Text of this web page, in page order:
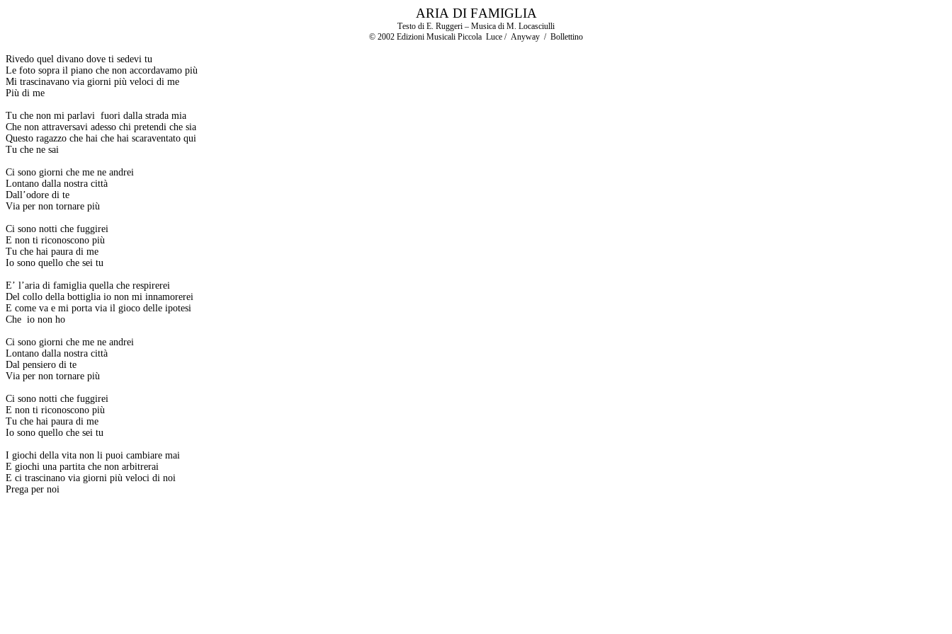
ARIA DI FAMIGLIA
Testo di E. Ruggeri – Musica di M. Locasciulli
© 2002 Edizioni Musicali Piccola Luce / Anyway / Bollettino
Rivedo quel divano dove ti sedevi tu
Le foto sopra il piano che non accordavamo più
Mi trascinavano via giorni più veloci di me
Più di me
Tu che non mi parlavi fuori dalla strada mia
Che non attraversavi adesso chi pretendi che sia
Questo ragazzo che hai che hai scaraventato qui
Tu che ne sai
Ci sono giorni che me ne andrei
Lontano dalla nostra città
Dall’odore di te
Via per non tornare più
Ci sono notti che fuggirei
E non ti riconoscono più
Tu che hai paura di me
Io sono quello che sei tu
E’ l’aria di famiglia quella che respirerei
Del collo della bottiglia io non mi innamorerei
E come va e mi porta via il gioco delle ipotesi
Che io non ho
Ci sono giorni che me ne andrei
Lontano dalla nostra città
Dal pensiero di te
Via per non tornare più
Ci sono notti che fuggirei
E non ti riconoscono più
Tu che hai paura di me
Io sono quello che sei tu
I giochi della vita non li puoi cambiare mai
E giochi una partita che non arbitrerai
E ci trascinano via giorni più veloci di noi
Prega per noi